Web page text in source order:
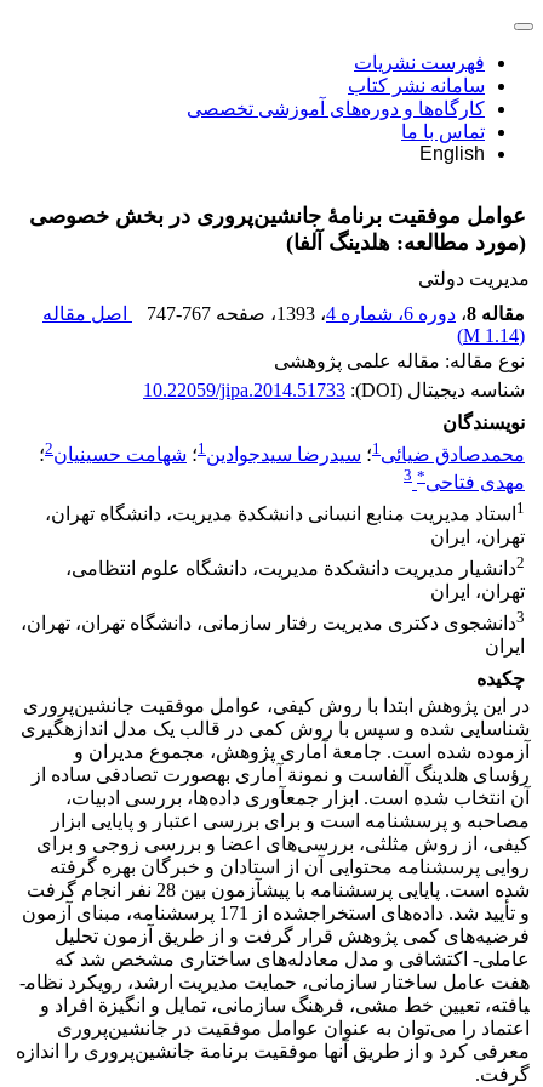
فهرست نشریات
سامانه نشر کتاب
کارگاه‌ها و دوره‌های آموزشی تخصصی
تماس با ما
English
عوامل موفقیت برنامۀ جانشین‌پروری در بخش خصوصی
(مورد مطالعه: هلدینگ آلفا)
مدیریت دولتی
مقاله 8
، دوره 6، شماره 4 ، 1393 ، صفحه 747-767
اصل مقاله
(
1.14 M
)
نوع مقاله: مقاله علمی پژوهشی
شناسه دیجیتال (DOI):
10.22059/jipa.2014.51733
نویسندگان
محمدصادق ضیائی1؛ سیدرضا سیدجوادین1؛ شهامت حسینیان2؛
مهدی فتاحی*
3
1 استاد مدیریت منابع انسانی دانشکدة مدیریت، دانشگاه تهران،
تهران، ایران
2دانشیار مدیریت دانشکدة مدیریت، دانشگاه علوم انتظامی،
تهران، ایران
3دانشجوی دکتری مدیریت رفتار سازمانی، دانشگاه تهران، تهران،
ایران
چکیده
در این پژوهش ابتدا با روش کیفی، عوامل موفقیت جانشین‌پروری
شناسایی شده و سپس با روش کمی در قالب یک مدل اندازه­گیری
آزموده شده است. جامعة آماری پژوهش، مجموع مدیران و
رؤسای هلدینگ آلفاست و نمونة آماری به‎صورت تصادفی ساده از
آن انتخاب شده است. ابزار جمع‎آوری داده‌ها، بررسی ادبیات،
مصاحبه و پرسشنامه است و برای بررسی اعتبار و پایایی ابزار
کیفی، از روش مثلثی، بررسی‌های اعضا و بررسی زوجی و برای
روایی پرسشنامه محتوایی آن از استادان و خبرگان بهره گرفته
شده است. پایایی پرسشنامه با پیش‎آزمون بین 28 نفر انجام گرفت
و تأیید شد. داده‌های استخراج­شده از 171 پرسشنامه، مبنای آزمون
فرضیه‌های کمی پژوهش قرار گرفت و از طریق آزمون تحلیل
عاملی- اکتشافی و مدل معادله‌های ساختاری مشخص شد که
هفت عامل ساختار سازمانی، حمایت مدیریت ارشد، رویکرد نظام­
یافته، تعیین خط مشی، فرهنگ سازمانی، تمایل و انگیزة افراد و
اعتماد را می‌توان به عنوان عوامل موفقیت در جانشین‌پروری
معرفی کرد و از طریق آنها موفقیت برنامة جانشین‌پروری را اندازه
گرفت.